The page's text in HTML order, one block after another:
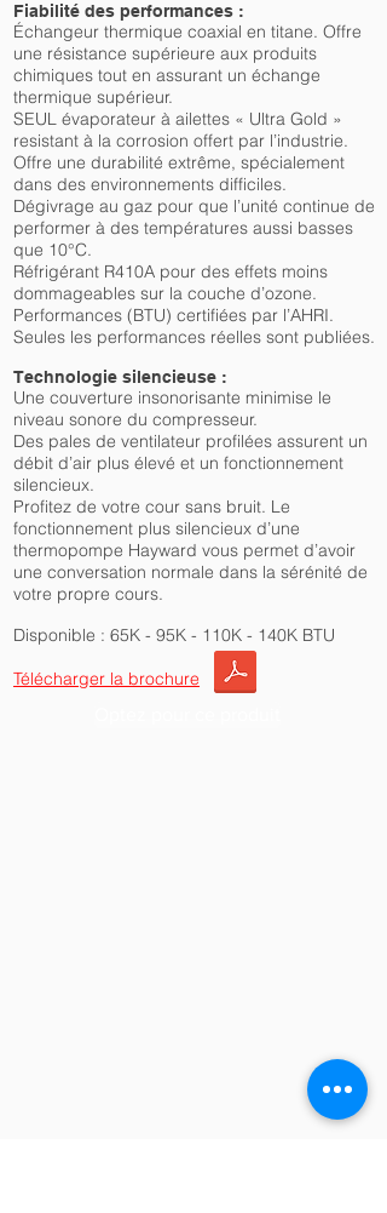
Fiabilité des performances :
Échangeur thermique coaxial en titane. Offre
une résistance supérieure aux produits
chimiques tout en assurant un échange
thermique supérieur.
SEUL évaporateur à ailettes « Ultra Gold »
resistant à la corrosion offert par l’industrie.
Offre une durabilité extrême, spécialement
dans des environnements difficiles.
Dégivrage au gaz pour que l’unité continue de
performer à des températures aussi basses
que 10°C.
Réfrigérant R410A pour des effets moins
dommageables sur la couche d’ozone.
Performances (BTU) certifiées par l’AHRI.
Seules les performances réelles sont publiées.
Technologie silencieuse :
Une couverture insonorisante minimise le
niveau sonore du compresseur.
Des pales de ventilateur profilées assurent un
débit d’air plus élevé et un fonctionnement
silencieux.
Profitez de votre cour sans bruit. Le
fonctionnement plus silencieux d’une
thermopompe Hayward vous permet d’avoir
une conversation normale dans la sérénité de
votre propre cours.
Disponible : 65K - 95K - 110K - 140K BTU
Télécharger la brochure